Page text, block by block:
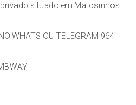
situado em Matosinhos
WHATS OU TELEGRAM 964